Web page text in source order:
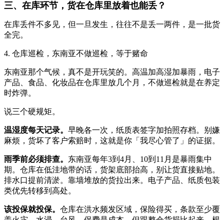
三、在库环节，货在仓库里放着也能丢？
在库丢件不多见，但一旦发生，往往不是丢一两件，是一批货
全完。
4. 仓库巡检，东南亚不做巡检，等于赌命
东南亚那个气候，真不是开玩笑的。高温加高湿加暴雨，电子
产品、食品、化妆品在仓库里放几个月，不做巡检就是在养定
时炸弹。
说三个硬规矩。
温湿度每天记录。 早晚各一次，纸质表签字加拍照存档。别嫌
麻烦，货坏了客户索赔时，这就是你「我尽心管了」的证据。
雨季前必须排查。 东南亚每年3到4月、10到11月是暴雨集中
期。仓库在低洼地带的话，货架底部抬高，别让货直接贴地。
排水口提前清淤。靠墙堆放的货拉出来。电子产品、纸质包装
类优先转移到高处。
该投保就投保。 仓库在洪水频发区域，保险得买，条款至少覆